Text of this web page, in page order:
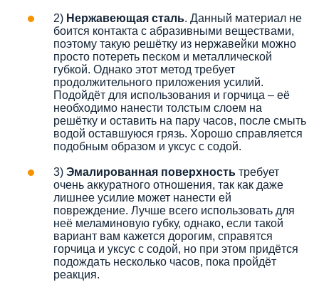
2) Нержавеющая сталь. Данный материал не
боится контакта с абразивными веществами,
поэтому такую решётку из нержавейки можно
просто потереть песком и металлической
губкой. Однако этот метод требует
продолжительного приложения усилий.
Подойдёт для использования и горчица – её
необходимо нанести толстым слоем на
решётку и оставить на пару часов, после смыть
водой оставшуюся грязь. Хорошо справляется
подобным образом и уксус с содой.
3) Эмалированная поверхность требует
очень аккуратного отношения, так как даже
лишнее усилие может нанести ей
повреждение. Лучше всего использовать для
неё меламиновую губку, однако, если такой
вариант вам кажется дорогим, справятся
горчица и уксус с содой, но при этом придётся
подождать несколько часов, пока пройдёт
реакция.